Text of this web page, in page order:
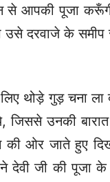
से आपकी पूजा
दरवाजे के समीप
थोड़े गुड़ चना ला
उनकी बारात
की ओर जाते हुए
देवी जी की पूजा